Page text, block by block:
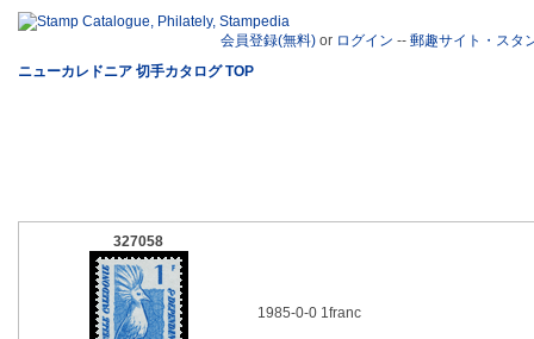
会員登録(無料) or ログイン -- 郵趣サイト・スタ
ニューカレドニア 切手カタログ TOP
327058
1985-0-0 1franc